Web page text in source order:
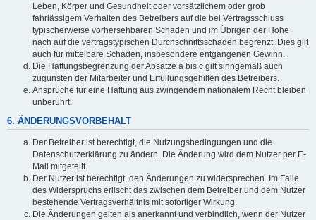
Leben, Körper und Gesundheit oder vorsätzlichem oder grob
fahrlässigem Verhalten des Betreibers auf die bei Vertragsschluss
typischerweise vorhersehbaren Schäden und im Übrigen der Höhe
nach auf die vertragstypischen Durchschnittsschäden begrenzt. Dies gilt
auch für mittelbare Schäden, insbesondere entgangenen Gewinn.
Die Haftungsbegrenzung der Absätze a bis c gilt sinngemäß auch
zugunsten der Mitarbeiter und Erfüllungsgehilfen des Betreibers.
Ansprüche für eine Haftung aus zwingendem nationalem Recht bleiben
unberührt.
6. ÄNDERUNGSVORBEHALT
Der Betreiber ist berechtigt, die Nutzungsbedingungen und die
Datenschutzerklärung zu ändern. Die Änderung wird dem Nutzer per E-
Mail mitgeteilt.
Der Nutzer ist berechtigt, den Änderungen zu widersprechen. Im Falle
des Widerspruchs erlischt das zwischen dem Betreiber und dem Nutzer
bestehende Vertragsverhältnis mit sofortiger Wirkung.
Die Änderungen gelten als anerkannt und verbindlich, wenn der Nutzer